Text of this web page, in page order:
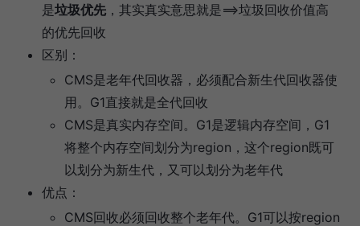
是垃圾优先 ，其实真实意思就是==>垃圾回收价值高
的优先回收
区别：
CMS是老年代回收器，必须配合新生代回收器使
用。G1直接就是全代回收
CMS是真实内存空间。G1是逻辑内存空间，G1
将整个内存空间划分为region，这个region既可
以划分为新生代，又可以划分为老年代
优点：
CMS回收必须回收整个老年代。G1可以按region